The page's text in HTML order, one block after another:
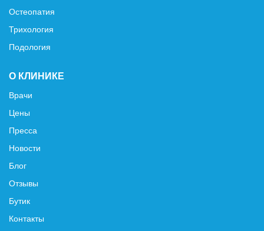
Остеопатия
Трихология
Подология
О КЛИНИКЕ
Врачи
Цены
Пресса
Новости
Блог
Отзывы
Бутик
Контакты